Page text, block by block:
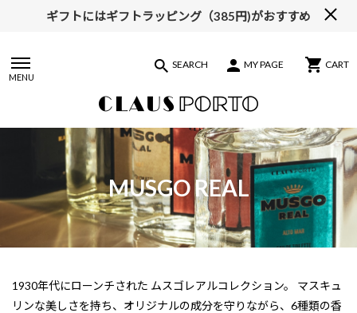
ギフトにはギフトラッピング（385円)がおすすめ
MENU
SEARCH MY PAGE CART
MUSGO REAL
1930年代にローンチされた ムスゴレアルコレクション。 マスキュ
リンな美しさを持ち、オリジナルの成分を守りながら、6種類の香